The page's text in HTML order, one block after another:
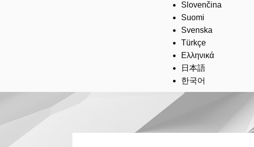
Slovenčina
Suomi
Svenska
Türkçe
Ελληνικά
日本語
한국어